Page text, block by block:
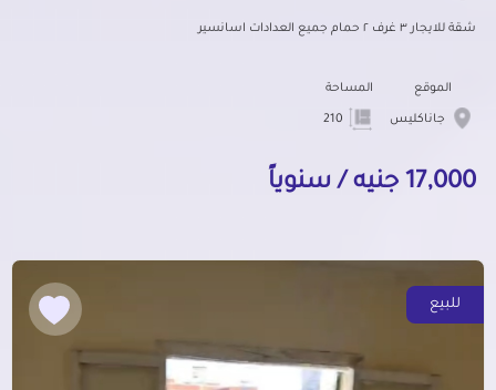
شقة للايجار ٣ غرف ٢ حمام جميع العدادات اسانسير
الموقع
جاناكليس
المساحة
17,000 جنيه / سنوياً
للبيع